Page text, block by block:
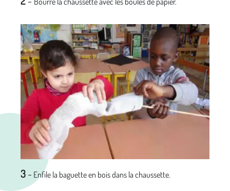
3- Enfile la baguette en bois dans la chaussette.